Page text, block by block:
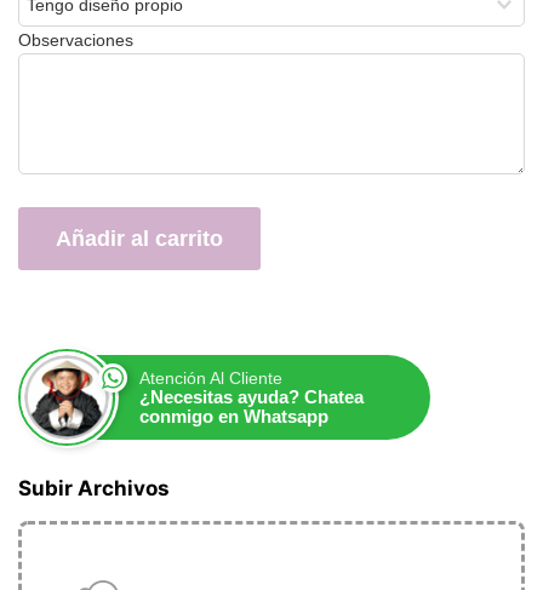
Observaciones
Añadir al carrito
Atención Al Cliente
¿Necesitas ayuda? Chatea
conmigo en Whatsapp
Subir Archivos